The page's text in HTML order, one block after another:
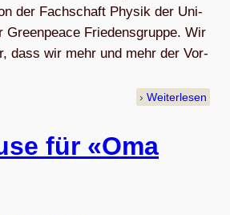
der Fach­schaft Phy­sik der Uni­
Green­peace Frie­dens­gruppe. Wir
dass wir mehr und mehr der Vor­
Weiterlesen
für «Oma